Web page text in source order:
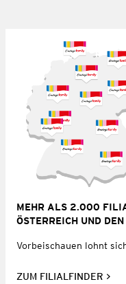
MEHR ALS 2.000
ÖSTERREICH UND
Vorbeischauen lohnt
ZUM FILIALFINDER